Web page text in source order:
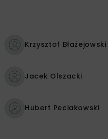
Krzysztof Błażejowski
Jacek Olszacki
Hubert Peciakowski